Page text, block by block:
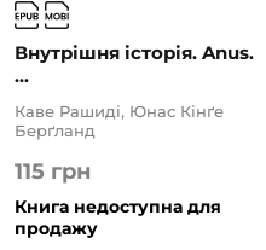
Внутрішня історія. Anus.
...
115 грн
Каве Рашиді, Юнас Кінґе
Берґланд
Книга недоступна для
продажу